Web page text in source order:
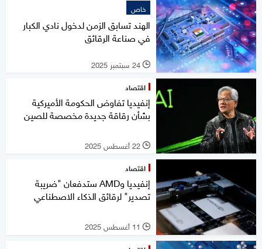
خاص
الهند تسابق الزمن لدخول نادي الكبار
في صناعة الرقائق
l 24 سبتمبر 2025
اقتصاد
إنفيديا تفاوض الحكومة الأميركية
بشأن رقاقة جديدة مخصصة للصين
l 22 أغسطس 2025
اقتصاد
إنفيديا وAMD ستدفعان "ضريبة
تصدير" لرقائق الذكاء الاصطناعي
l 11 أغسطس 2025